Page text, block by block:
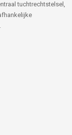
tuchtrechtstelsel,